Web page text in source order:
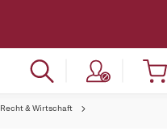
Recht & Wirtschaft